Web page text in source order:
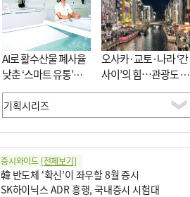
AI로 활수산물 폐사율
낮춘 ‘스마트 유통’…
사막·산악지대 수출
도전
오사카·교토·나라 ‘간
사이’의 힘…관광도 뭉
쳐야 흥한다
증시와이드 [전체보기]
韓 반도체 ‘확신’이 좌우할 8월 증시
SK하이닉스 ADR 흥행, 국내증시 시험대